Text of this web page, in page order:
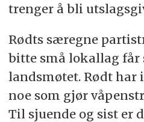
trenger å bli
Rødts særegne
bitte små lokallag får
landsmøtet. Rødt har
noe som gjør
Til sjuende og sist er